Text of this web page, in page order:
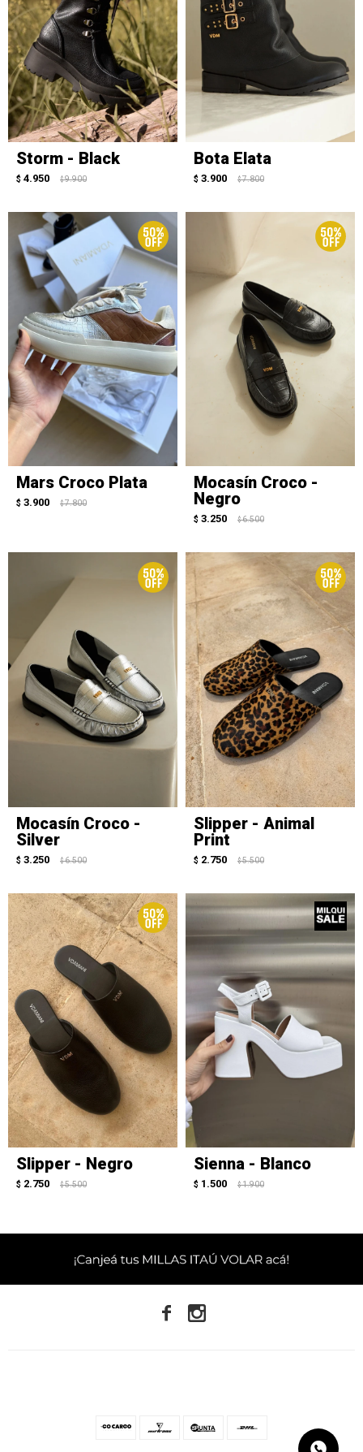
Storm - Black
$ 4.950 $ 9.900
Bota Elata
$ 3.900 $ 7.800
Mars Croco Plata
$ 3.900 $ 7.800
Mocasín Croco -
Negro
$ 3.250 $ 6.500
Mocasín Croco -
Silver
$ 3.250 $ 6.500
Slipper - Animal
Print
$ 2.750 $ 5.500
Slipper - Negro
$ 2.750 $ 5.500
Sienna - Blanco
$ 1.500 $ 1.900
 